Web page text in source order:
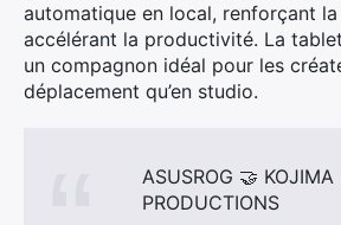
automatique en local, renforçant
accélérant la productivité. La
un compagnon idéal pour les
déplacement qu’en studio.
ASUSROG 🤝 KOJIMA
PRODUCTIONS